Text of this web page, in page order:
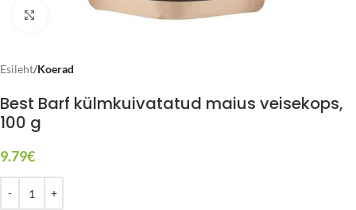
Click to enlarge
Esileht Koerad
Best Barf külmkuivatatud maius veisekops,
100 g
9.79€